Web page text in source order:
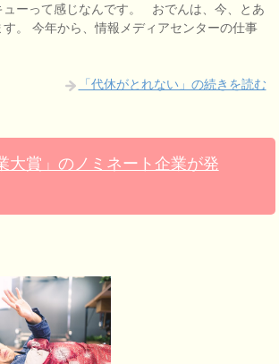
ューって感じなんです。 おでんは、今、とあ
す。 今年から、情報メディアセンターの仕事
「代休がとれない」の続きを読む
大賞」のノミネート企業が発